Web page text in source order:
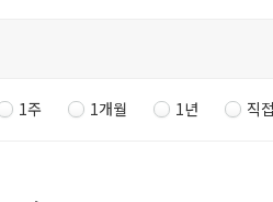
1주 1개월 1년 직